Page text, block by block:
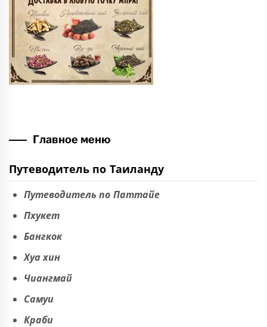
Главное меню
Путеводитель по Таиланду
Путеводитель по Паттайе
Пхукет
Бангкок
Хуа хин
Чиангмай
Самуи
Краби